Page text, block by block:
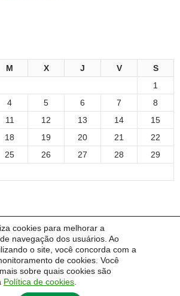
cookies para melhorar a
navegação dos usuários. Ao
o site, você concorda com a
de cookies. Você
sobre quais cookies são
Política de cookies
M X J V
S
1
4 5 6 7
8
11 12 13 14
15
18 19 20 21
22
25 26 27 28
29
Español